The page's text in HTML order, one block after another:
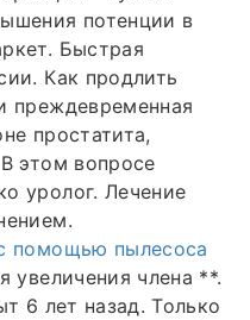
потенции в
Быстрая
Как продлить
преждевременная
простатита,
этом вопросе
уролог. Лечение
помощью пылесоса
увеличения члена **.
6 лет назад. Только